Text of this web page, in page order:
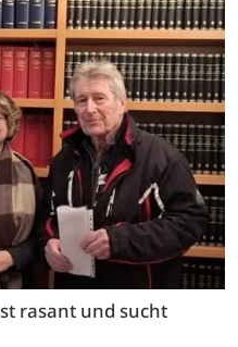
rasant und sucht